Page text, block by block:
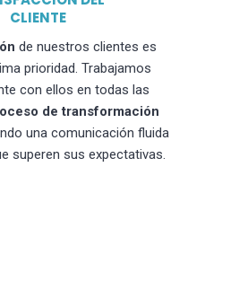
CLIENTE
de nuestros clientes es
prioridad. Trabajamos
con ellos en todas las
de transformación
una comunicación fluida
superen sus expectativas.